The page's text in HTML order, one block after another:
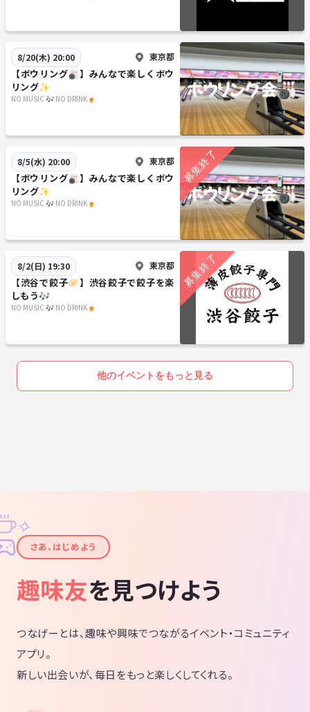
8/20(木) 20:00 東京都
【ボウリング🎳】みんなで楽しくボウ
リング✨
NO MUSIC 🎶 NO DRINK🍺
8/5(水) 20:00 東京都
【ボウリング🎳】みんなで楽しくボウ
リング✨
NO MUSIC 🎶 NO DRINK🍺
8/2(日) 19:30 東京都
【渋谷で餃子🥟】渋谷餃子で餃子を楽
しもう🎶
NO MUSIC 🎶 NO DRINK🍺
他のイベントをもっと見る
✦
✧
さあ、はじめよう
趣味友を見つけよう
つなげーとは、趣味や興味でつながるイベント・コミュニティ
アプリ。
新しい出会いが、毎日をもっと楽しくしてくれる。